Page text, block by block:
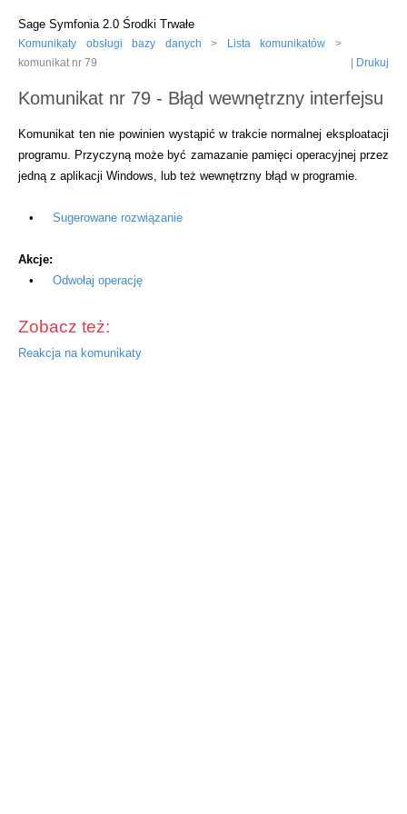
Sage Symfonia 2.0 Środki Trwałe
Komunikaty obsługi bazy danych > Lista komunikatów >
komunikat nr 79
Drukuj
Komunikat nr 79 - Błąd wewnętrzny interfejsu
Komunikat ten nie powinien wystąpić w trakcie normalnej eksploatacji
programu. Przyczyną może być zamazanie pamięci operacyjnej przez
jedną z aplikacji Windows, lub też wewnętrzny błąd w programie.
• Sugerowane rozwiązanie
Akcje:
•
Odwołaj operację
Zobacz też:
Reakcja na komunikaty